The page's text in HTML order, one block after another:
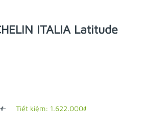
ITALIA Latitude
Tiết kiệm: 1.622.000₫